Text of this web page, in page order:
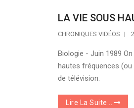
LA VIE SOUS
CHRONIQUES VIDÉOS
Biologie - Juin 1989
hautes fréquences (ou
de télévision.
Lire La Suite...